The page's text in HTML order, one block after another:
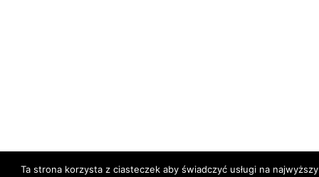
Ta strona korzysta z ciasteczek aby świadczyć usługi na